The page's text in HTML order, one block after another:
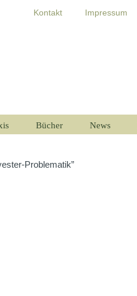
Kontakt Impressum
Bücher News
Problematik”